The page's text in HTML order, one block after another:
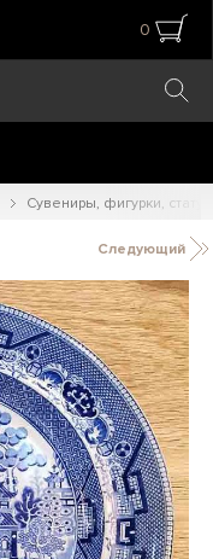
0
Сувениры, фигурки,
Следующий